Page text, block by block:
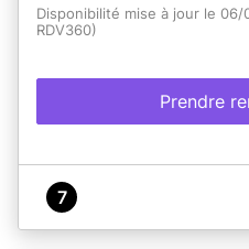
En
Disponibilité mise à jour le
RDV360)
Prendre
7